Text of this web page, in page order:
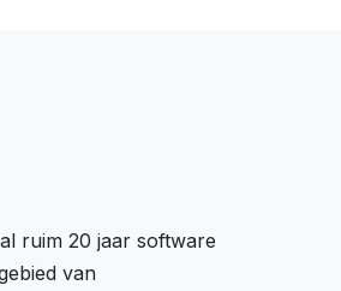
ruim 20 jaar software
van